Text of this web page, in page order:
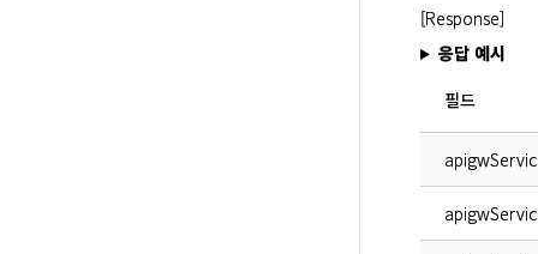
[Response]
응답 예시
필드